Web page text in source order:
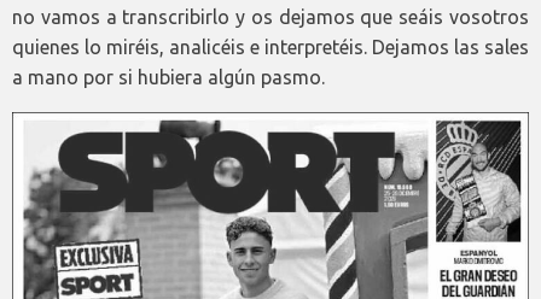
no vamos a transcribirlo y os dejamos que seáis vosotros
quienes lo miréis, analicéis e interpretéis. Dejamos las sales
a mano por si hubiera algún pasmo.